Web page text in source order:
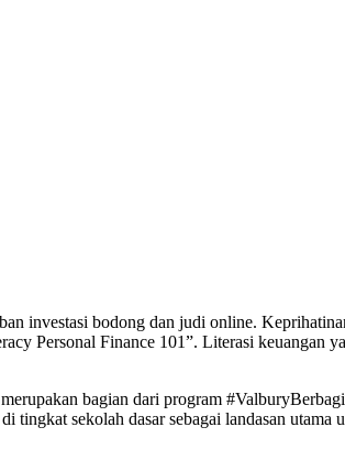
investasi bodong dan judi online.
Personal Finance 101”. Literasi keuangan
bagian dari program
sekolah dasar sebagai landasan